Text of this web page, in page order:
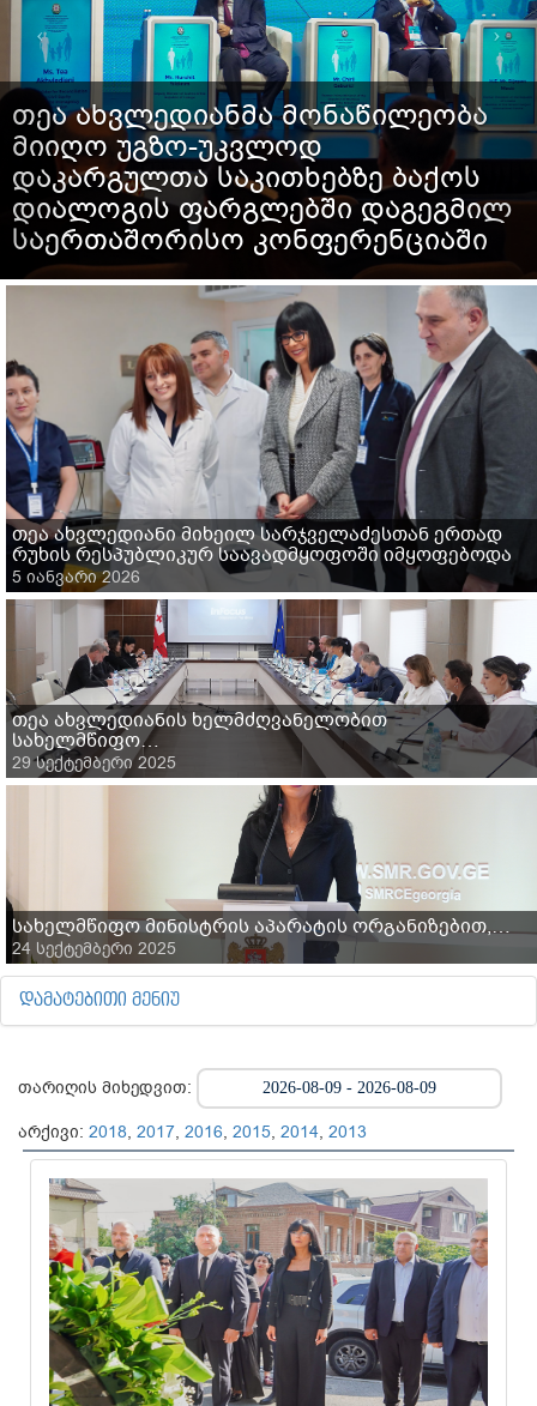
თეა ახვლედიანმა მონაწილეობა
მიიღო უგზო-უკვლოდ
დაკარგულთა საკითხებზე ბაქოს
დიალოგის ფარგლებში დაგეგმილ
საერთაშორისო კონფერენციაში
თეა ახვლედიანი მიხეილ სარჯველაძესთან ერთად
რუხის რესპუბლიკურ საავადმყოფოში იმყოფებოდა
5 იანვარი 2026
თეა ახვლედიანის ხელმძღვანელობით
სახელმწიფო…
29 სექტემბერი 2025
სახელმწიფო მინისტრის აპარატის ორგანიზებით,…
24 სექტემბერი 2025
ᲓᲐᲛᲐᲢᲔᲑᲘᲗᲘ ᲛᲔᲜᲘᲣ
თარიღის მიხედვით:
არქივი: 2018, 2017, 2016, 2015, 2014, 2013